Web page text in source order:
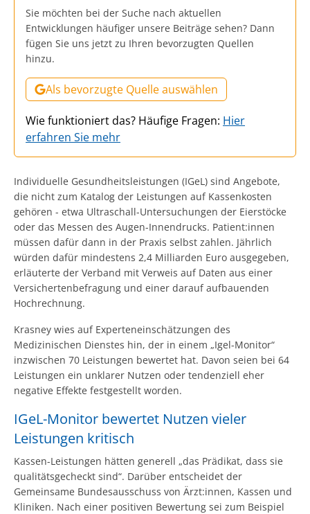
Sie möchten bei der Suche nach aktuellen
Entwicklungen häufiger unsere Beiträge sehen? Dann
fügen Sie uns jetzt zu Ihren bevorzugten Quellen
hinzu.
Als bevorzugte Quelle auswählen
Wie funktioniert das? Häufige Fragen: Hier
erfahren Sie mehr
Individuelle Gesundheitsleistungen (IGeL) sind Angebote,
die nicht zum Katalog der Leistungen auf Kassenkosten
gehören - etwa Ultraschall-Untersuchungen der Eierstöcke
oder das Messen des Augen-Innendrucks. Patient:innen
müssen dafür dann in der Praxis selbst zahlen. Jährlich
würden dafür mindestens 2,4 Milliarden Euro ausgegeben,
erläuterte der Verband mit Verweis auf Daten aus einer
Versichertenbefragung und einer darauf aufbauenden
Hochrechnung.
Krasney wies auf Experteneinschätzungen des
Medizinischen Dienstes hin, der in einem „Igel-Monitor“
inzwischen 70 Leistungen bewertet hat. Davon seien bei 64
Leistungen ein unklarer Nutzen oder tendenziell eher
negative Effekte festgestellt worden.
IGeL-Monitor bewertet Nutzen vieler
Leistungen kritisch
Kassen-Leistungen hätten generell „das Prädikat, dass sie
qualitätsgecheckt sind“. Darüber entscheidet der
Gemeinsame Bundesausschuss von Ärzt:innen, Kassen und
Kliniken. Nach einer positiven Bewertung sei zum Beispiel